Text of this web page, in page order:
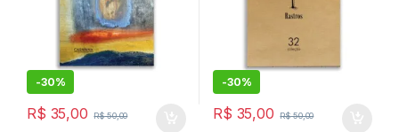
-30%
R$ 35,00 R$50,00
-30%
R$ 35,00 R$50,00